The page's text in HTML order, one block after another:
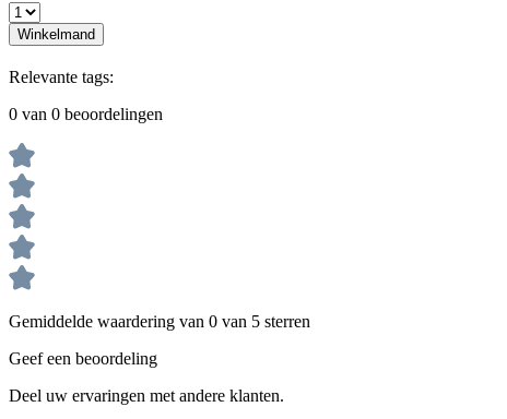
Winkelmand
Relevante tags:
0 van 0 beoordelingen
Gemiddelde waardering van 0 van 5 sterren
Geef een beoordeling
Deel uw ervaringen met andere klanten.